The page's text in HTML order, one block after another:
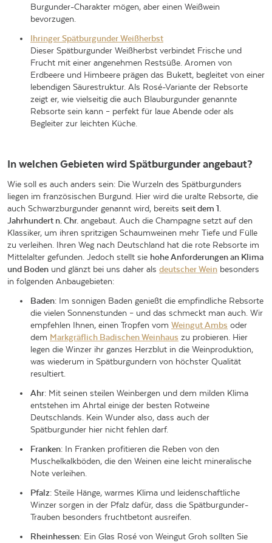
Burgunder-Charakter mögen, aber einen Weißwein
bevorzugen.
Ihringer Spätburgunder Weißherbst
Dieser Spätburgunder Weißherbst verbindet Frische und
Frucht mit einer angenehmen Restsüße. Aromen von
Erdbeere und Himbeere prägen das Bukett, begleitet von einer
lebendigen Säurestruktur. Als Rosé-Variante der Rebsorte
zeigt er, wie vielseitig die auch Blauburgunder genannte
Rebsorte sein kann – perfekt für laue Abende oder als
Begleiter zur leichten Küche.
In welchen Gebieten wird Spätburgunder angebaut?
Wie soll es auch anders sein: Die Wurzeln des Spätburgunders
liegen im französischen Burgund. Hier wird die uralte Rebsorte, die
auch Schwarzburgunder genannt wird, bereits seit dem 1.
Jahrhundert n. Chr. angebaut. Auch die Champagne setzt auf den
Klassiker, um ihren spritzigen Schaumweinen mehr Tiefe und Fülle
zu verleihen. Ihren Weg nach Deutschland hat die rote Rebsorte im
Mittelalter gefunden. Jedoch stellt sie hohe Anforderungen an Klima
und Boden und glänzt bei uns daher als deutscher Wein besonders
in folgenden Anbaugebieten:
Baden: Im sonnigen Baden genießt die empfindliche Rebsorte
die vielen Sonnenstunden – und das schmeckt man auch. Wir
empfehlen Ihnen, einen Tropfen vom Weingut Ambs oder
dem Markgräflich Badischen Weinhaus zu probieren. Hier
legen die Winzer ihr ganzes Herzblut in die Weinproduktion,
was wiederum in Spätburgundern von höchster Qualität
resultiert.
Ahr: Mit seinen steilen Weinbergen und dem milden Klima
entstehen im Ahrtal einige der besten Rotweine
Deutschlands. Kein Wunder also, dass auch der
Spätburgunder hier nicht fehlen darf.
Franken: In Franken profitieren die Reben von den
Muschelkalkböden, die den Weinen eine leicht mineralische
Note verleihen.
Pfalz: Steile Hänge, warmes Klima und leidenschaftliche
Winzer sorgen in der Pfalz dafür, dass die Spätburgunder-
Trauben besonders fruchtbetont ausreifen.
Rheinhessen: Ein Glas Rosé von Weingut Groh sollten Sie